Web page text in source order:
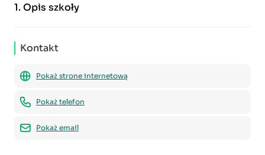
1.Opis szkoły
Kontakt
Pokaż strone internetową
Pokaż telefon
Pokaż email